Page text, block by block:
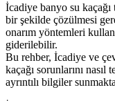
İcadiye banyo su
bir şekilde çözülmesi
onarım yöntemleri
giderilebilir.
Bu rehber, İcadiye ve
kaçağı sorunlarını
ayrıntılı bilgiler